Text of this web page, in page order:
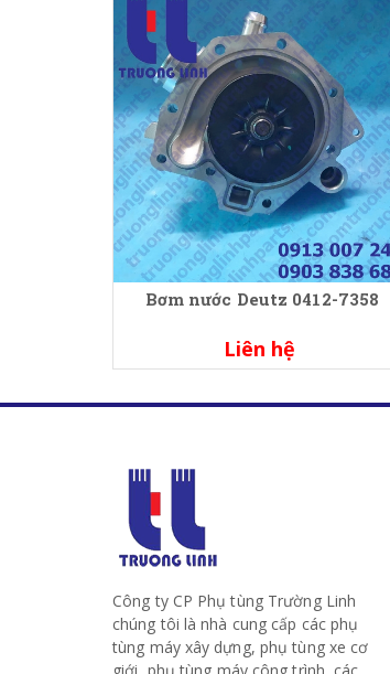
Bơm nước Deutz 0412-7358
Liên hệ
Công ty CP Phụ tùng Trường Linh
chúng tôi là nhà cung cấp các phụ
tùng máy xây dựng, phụ tùng xe cơ